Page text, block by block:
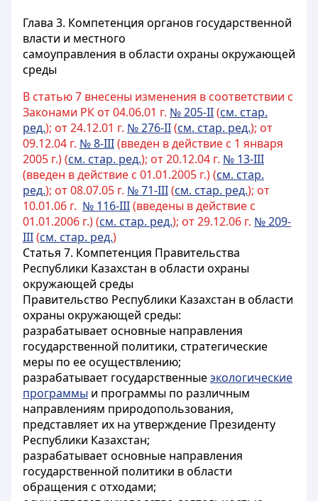
Глава 3. Компетенция органов государственной
власти и местного
самоуправления в области охраны окружающей
среды
В статью 7 внесены изменения в соответствии с
Законами РК от 04.06.01 г. № 205-II(см. стар.
ред.); от 24.12.01 г. № 276-II(см. стар. ред.); от
09.12.04 г. № 8-III(введен в действие с 1 января
2005 г.) (см. стар. ред.); от 20.12.04 г. № 13-III
(введен в действие с 01.01.2005 г.) (см. стар.
ред.); от 08.07.05 г. № 71-III(см. стар. ред.); от
10.01.06 г. № 116-III(введены в действие с
01.01.2006 г.) (см. стар. ред.); от 29.12.06 г. № 209-
III(см. стар. ред.)
Статья 7. Компетенция Правительства
Республики Казахстан в области охраны
окружающей среды
Правительство Республики Казахстан в области
охраны окружающей среды:
разрабатывает основные направления
государственной политики, стратегические
меры по ее осуществлению;
разрабатывает государственныеэкологические
программы и программы по различным
направлениям природопользования,
представляет их на утверждение Президенту
Республики Казахстан;
разрабатывает основные направления
государственной политики в области
обращения с отходами;